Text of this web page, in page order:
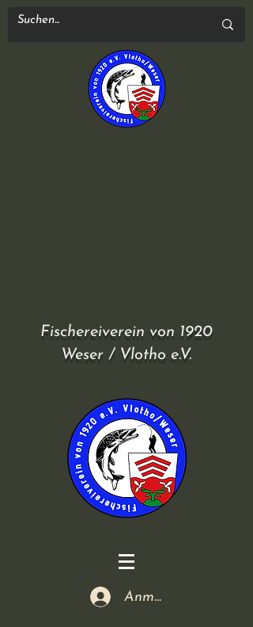
Fischereiverein von 1920
Weser / Vlotho e.V.
Anmelden